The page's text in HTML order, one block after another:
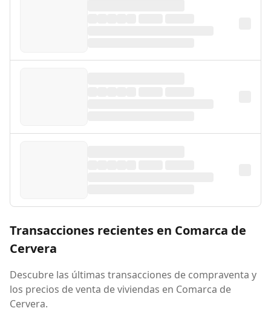
Transacciones recientes en Comarca de
Cervera
Descubre las últimas transacciones de compraventa y
los precios de venta de viviendas en Comarca de
Cervera.